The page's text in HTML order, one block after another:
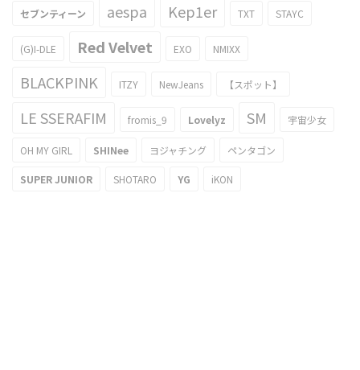
セブンティーン aespa Kep1er TXT STAYC
(G)I-DLE Red Velvet EXO NMIXX
BLACKPINK ITZY NewJeans 【スポット】
LE SSERAFIM fromis_9 Lovelyz SM 宇宙少女
OH MY GIRL SHINee ヨジャチング ペンタゴン
SUPER JUNIOR SHOTARO YG iKON